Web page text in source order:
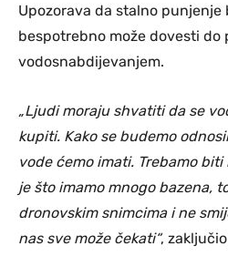
Upozorava da stalno punjenje
bespotrebno može dovesti do
vodosnabdijevanjem.
„Ljudi moraju shvatiti da se
kupiti. Kako se budemo
vode ćemo imati. Trebamo
je što imamo mnogo bazena,
dronovskim snimcima i ne
nas sve može čekati“,